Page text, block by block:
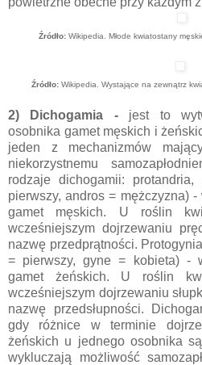
Źródło: Wikipedia. Młode kwiatostany
Źródło:Wikipedia. Wystające na zewnątrz
2) Dichogamia - jest to
osobnika gamet męskich i
jeden z mechanizmów
niekorzystnemu
rodzaje dichogamii:
pierwszy, andros = mężczyzna)
gamet męskich. U roślin
wcześniejszym dojrzewaniu
nazwę przedprątności.
= pierwszy, gyne = kobieta) -
gamet żeńskich. U roślin
wcześniejszym dojrzewaniu
nazwę przedsłupności.
gdy różnice w terminie
żeńskich u jednego osobnika
wykluczają możliwość